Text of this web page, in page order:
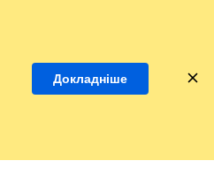
Докладніше